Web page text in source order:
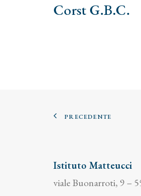
Corst G.B.C.
PRECEDENTE
Istituto Matteucci
viale Buonarroti, 9 –